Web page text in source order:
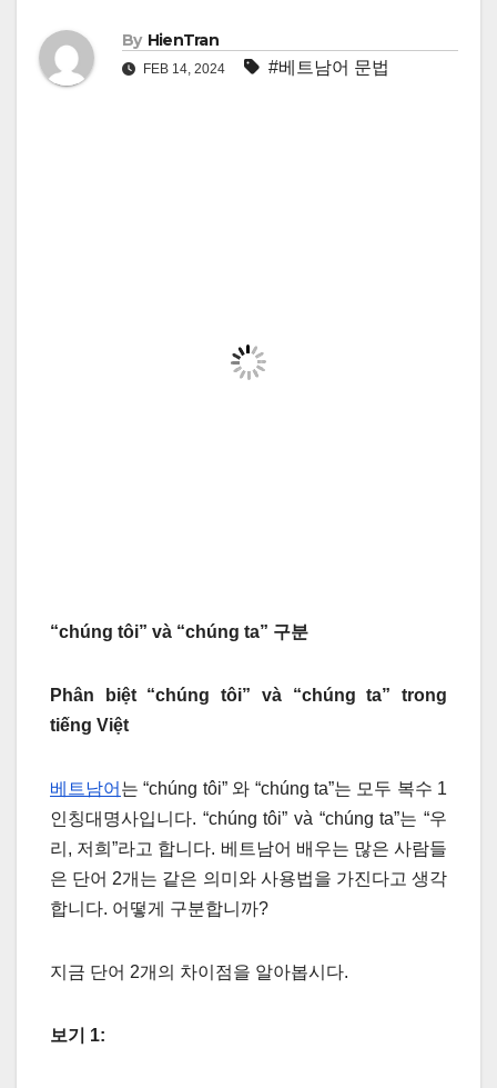
By HienTran
FEB 14, 2024 #베트남어 문법
“chúng tôi” và “chúng ta” 구분
Phân biệt “chúng tôi” và “chúng ta”trong
tiếng Việt
베트남어 는 “chúng tôi” 와 “chúng ta”는 모두 복수 1
인칭대명사입니다. “chúng tôi” và “chúng ta”는 “우
리, 저희”라고 합니다. 베트남어 배우는 많은 사람들
은 단어 2개는 같은 의미와 사용법을 가진다고 생각
합니다. 어떻게 구분합니까?
지금 단어 2개의 차이점을 알아봅시다.
보기 1: